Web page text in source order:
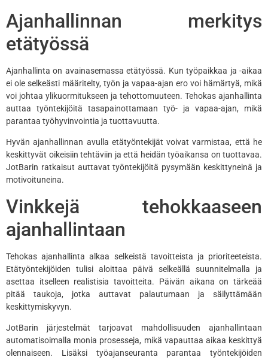
Ajanhallinnan merkitys
etätyössä
Ajanhallinta on avainasemassa etätyössä. Kun työpaikkaa ja -aikaa
ei ole selkeästi määritelty, työn ja vapaa-ajan ero voi hämärtyä, mikä
voi johtaa ylikuormitukseen ja tehottomuuteen. Tehokas ajanhallinta
auttaa työntekijöitä tasapainottamaan työ- ja vapaa-ajan, mikä
parantaa työhyvinvointia ja tuottavuutta.
Hyvän ajanhallinnan avulla etätyöntekijät voivat varmistaa, että he
keskittyvät oikeisiin tehtäviin ja että heidän työaikansa on tuottavaa.
JotBarin ratkaisut auttavat työntekijöitä pysymään keskittyneinä ja
motivoituneina.
Vinkkejä tehokkaaseen
ajanhallintaan
Tehokas ajanhallinta alkaa selkeistä tavoitteista ja prioriteeteista.
Etätyöntekijöiden tulisi aloittaa päivä selkeällä suunnitelmalla ja
asettaa itselleen realistisia tavoitteita. Päivän aikana on tärkeää
pitää taukoja, jotka auttavat palautumaan ja säilyttämään
keskittymiskyvyn.
JotBarin järjestelmät tarjoavat mahdollisuuden ajanhallintaan
automatisoimalla monia prosesseja, mikä vapauttaa aikaa keskittyä
olennaiseen. Lisäksi työajanseuranta parantaa työntekijöiden